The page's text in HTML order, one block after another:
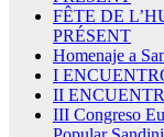
FÊTE DE
PRÉSENT
Homenaje a
I
II
III Congreso